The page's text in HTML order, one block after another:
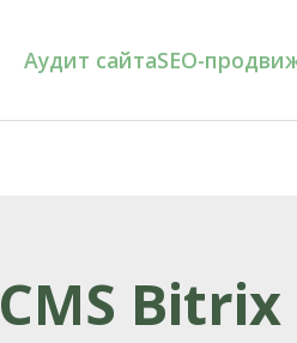
Аудит сайтаSEO-
CMS Bitrix